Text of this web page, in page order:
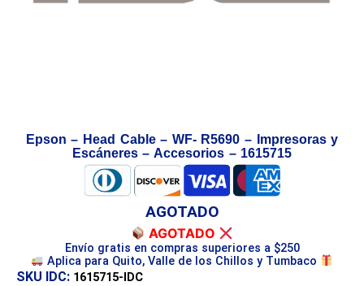
Epson – Head Cable – WF- R5690 – Impresoras y
Escáneres – Accesorios – 1615715
AGOTADO
AGOTADO
Envío gratis en compras superiores a $250
Aplica para Quito, Valle de los Chillos y Tumbaco
SKU IDC: 1615715-IDC